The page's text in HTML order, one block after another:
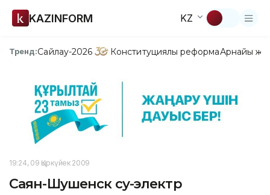
KAZINFORM KZ
Тренд:Сайлау-2026 Конституциялық реформаАрнайы
19:24, 09 Қыркүйек 2009
Саян-Шушенск су-электр